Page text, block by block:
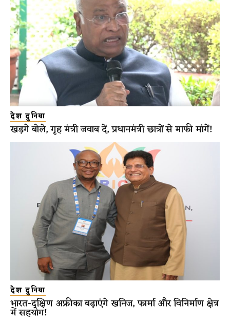
देश दुनिया
खड़गे बोले, गृह मंत्री जवाब दें, प्रधानमंत्री छात्रों से माफी मांगें!
देश दुनिया
भारत-दक्षिण अफ्रीका बढ़ाएंगे खनिज, फार्मा और विनिर्माण क्षेत्र
में सहयोग!